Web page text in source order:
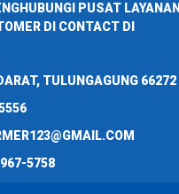
PUSAT LAYANAN
DI CONTACT DI
TULUNGAGUNG 66272
5758